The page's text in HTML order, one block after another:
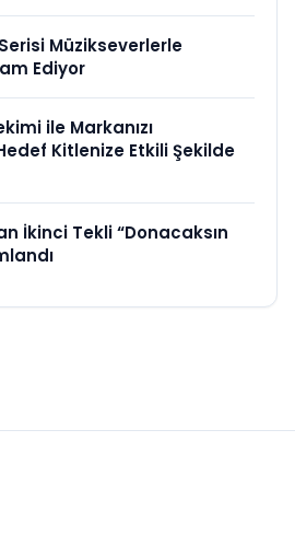
Müzikseverlerle
Ediyor
ile Markanızı
Kitlenize Etkili Şekilde
İkinci Tekli “Donacaksın